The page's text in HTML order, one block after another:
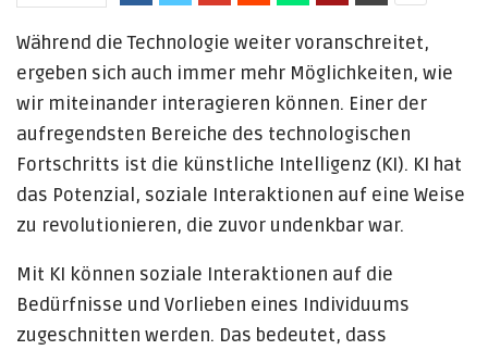
Während die Technologie weiter voranschreitet,
ergeben sich auch immer mehr Möglichkeiten, wie
wir miteinander interagieren können. Einer der
aufregendsten Bereiche des technologischen
Fortschritts ist die künstliche Intelligenz (KI). KI hat
das Potenzial, soziale Interaktionen auf eine Weise
zu revolutionieren, die zuvor undenkbar war.
Mit KI können soziale Interaktionen auf die
Bedürfnisse und Vorlieben eines Individuums
zugeschnitten werden. Das bedeutet, dass